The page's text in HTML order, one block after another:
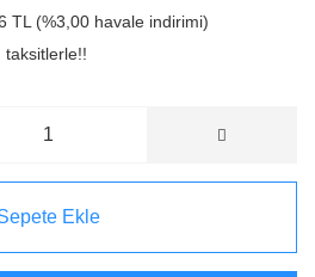
TL (%3,00 havale indirimi)
taksitlerle!!
Ekle